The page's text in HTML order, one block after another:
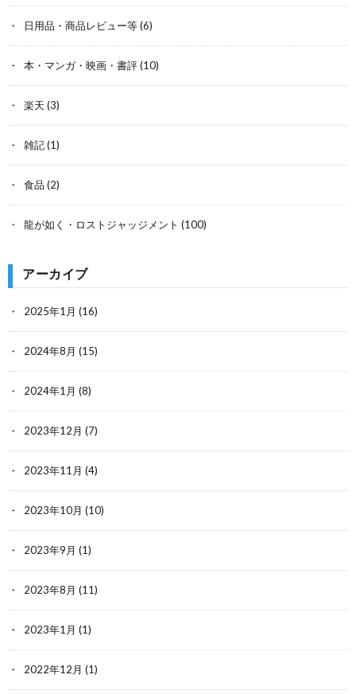
日用品・商品レビュー等(6)
本・マンガ・映画・書評(10)
楽天 (3)
雑記(1)
食品 (2)
龍が如く・ロストジャッジメント (100)
アーカイブ
2025年1月 (16)
2024年8月 (15)
2024年1月 (8)
2023年12月 (7)
2023年11月 (4)
2023年10月 (10)
2023年9月 (1)
2023年8月 (11)
2023年1月 (1)
2022年12月 (1)